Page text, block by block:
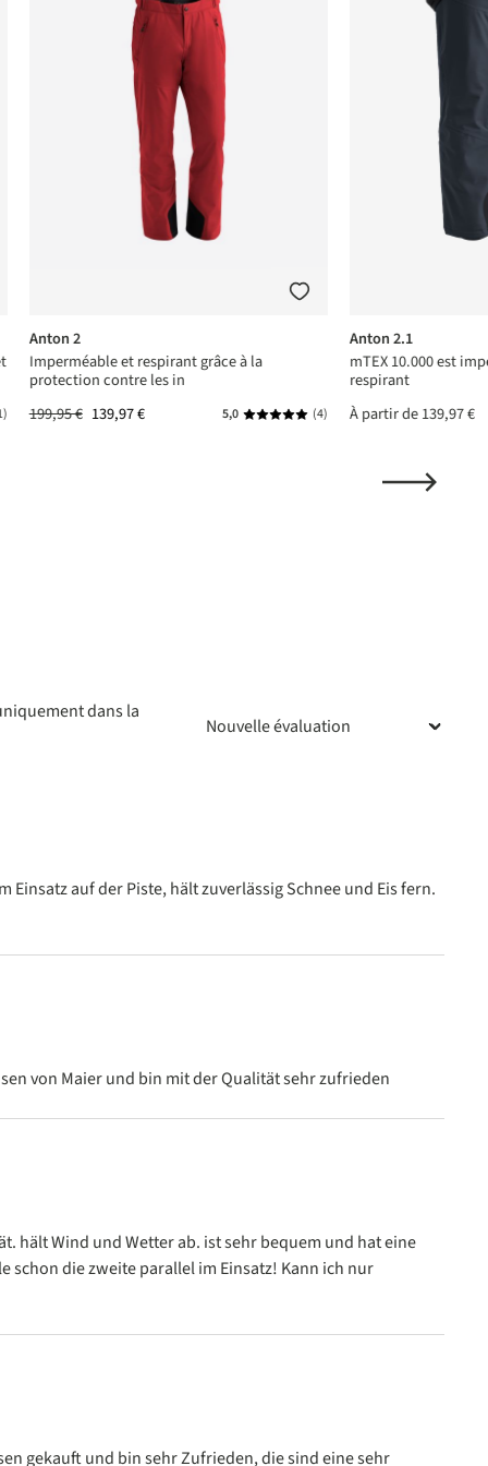
de 5 sur 5 étoiles
Anton 2
Imperméable et respirant grâce à la
protection contre les in
199,95 € 139,97 € 5,0 Note moyenne de 5 sur 5 étoiles
(4)
Anton 2.1
mTEX 10.000 est
respirant
À partir de139,97 €
dans la
Einsatz auf der Piste, hält zuverlässig Schnee und Eis fern.
von Maier und bin mit der Qualität sehr zufrieden
hält Wind und Wetter ab. ist sehr bequem und hat eine
schon die zweite parallel im Einsatz! Kann ich nur
gekauft und bin sehr Zufrieden, die sind eine sehr